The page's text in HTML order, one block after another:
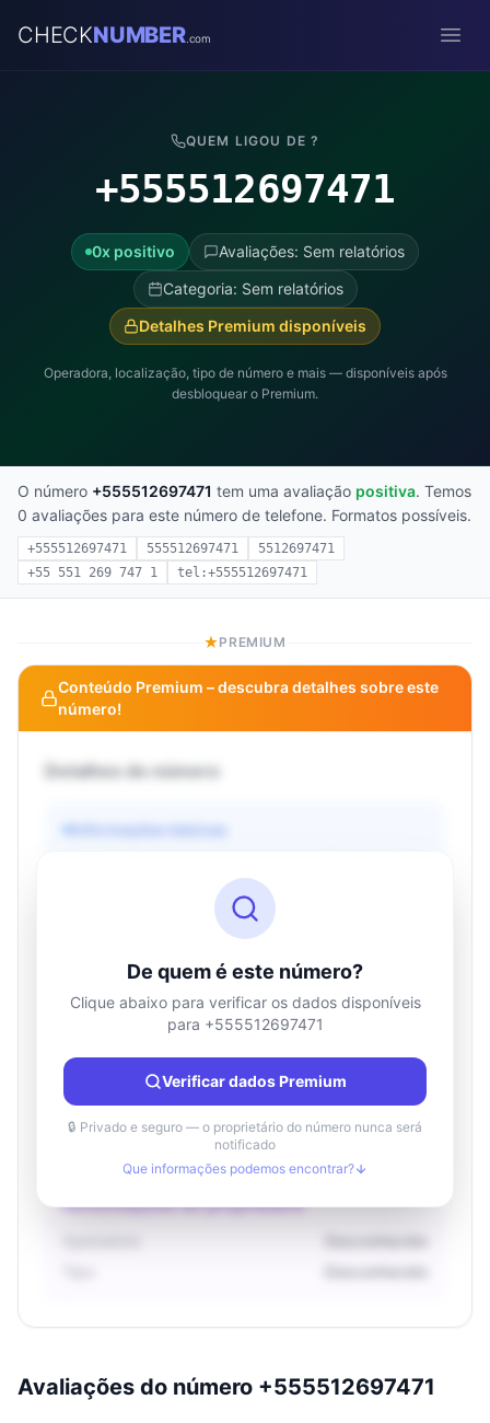
CHECKNUMBER.com
QUEM LIGOU DE ?
+555512697471
0x positivo
Avaliações: Sem relatórios
Categoria: Sem relatórios
Detalhes Premium disponíveis
Operadora, localização, tipo de número e mais — disponíveis após
desbloquear o Premium.
O número +555512697471 tem uma avaliação positiva. Temos
0 avaliações para este número de telefone. Formatos possíveis.
+555512697471 555512697471
5512697471
+55 551 269 747 1
tel:+555512697471
PREMIUM
Conteúdo Premium – descubra detalhes sobre este
número!
Detalhes do número
Informações básicas
Informações de localização
País
Desconhecido
Cidade
Desconhecido
Região
Desconhecido
Informações do proprietário
De quem é este número?
Clique abaixo para verificar os dados disponíveis
para +555512697471
Verificar dados Premium
🔒 Privado e seguro — o proprietário do número nunca será
notificado
Que informações podemos encontrar?
Avaliações do número +555512697471